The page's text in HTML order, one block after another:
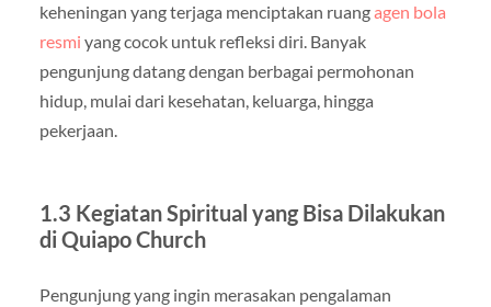
keheningan yang terjaga menciptakan ruangagen bola
resmi yang cocok untuk refleksi diri. Banyak
pengunjung datang dengan berbagai permohonan
hidup, mulai dari kesehatan, keluarga, hingga
pekerjaan.
1.3 Kegiatan Spiritual yang Bisa Dilakukan
di Quiapo Church
Pengunjung yang ingin merasakan pengalaman